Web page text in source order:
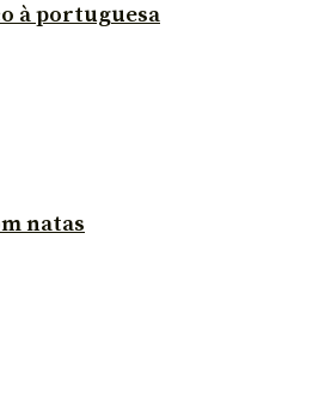
à portuguesa
natas